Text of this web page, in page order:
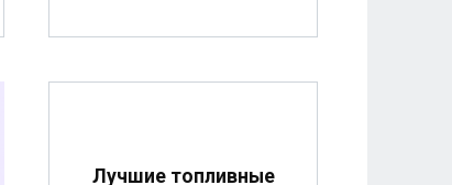
Лучшие топливные